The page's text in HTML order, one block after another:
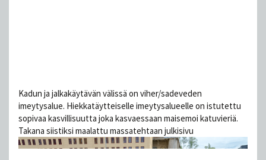
Kadun ja jalkakäytävän välissä on viher/sadeveden
imeytysalue. Hiekkatäytteiselle imeytysalueelle on istutettu
sopivaa kasvillisuutta joka kasvaessaan maisemoi katuvieriä.
Takana siistiksi maalattu massatehtaan julkisivu